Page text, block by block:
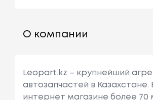
О компании
Leopart.kz – крупнейший
автозапчастей в
интернет магазине более 70